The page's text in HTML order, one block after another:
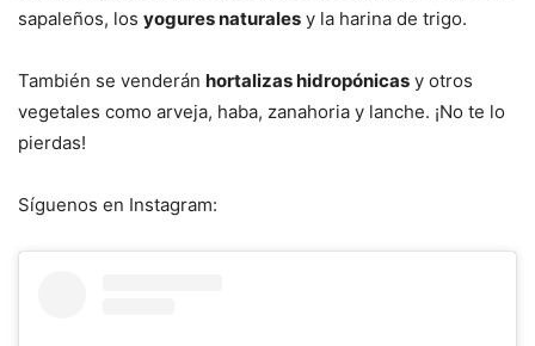
sapaleños, los yogures naturales y la harina de trigo.
También se venderán hortalizas hidropónicas y otros
vegetales como arveja, haba, zanahoria y lanche. ¡No te lo
pierdas!
Síguenos en Instagram: